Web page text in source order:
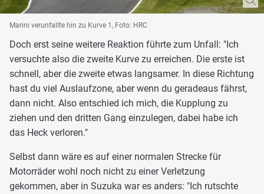
Marini verunfallte hin zu Kurve 1, Foto: HRC
Doch erst seine weitere Reaktion führte zum Unfall: "Ich
versuchte also die zweite Kurve zu erreichen. Die erste ist
schnell, aber die zweite etwas langsamer. In diese Richtung
hast du viel Auslaufzone, aber wenn du geradeaus fährst,
dann nicht. Also entschied ich mich, die Kupplung zu
ziehen und den dritten Gang einzulegen, dabei habe ich
das Heck verloren."
Selbst dann wäre es auf einer normalen Strecke für
Motorräder wohl noch nicht zu einer Verletzung
gekommen, aber in Suzuka war es anders: "Ich rutschte